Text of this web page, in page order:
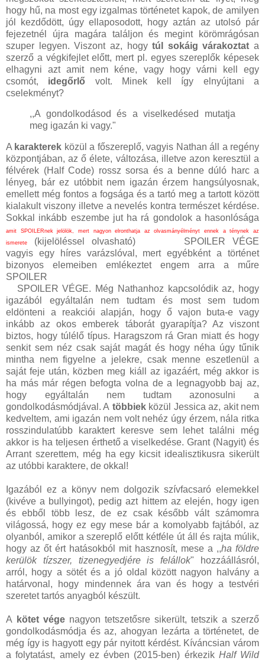
hogy hű, na most egy izgalmas történetet kapok, de amilyen
jól kezdődött, úgy ellaposodott, hogy aztán az utolsó pár
fejezetnél újra magára találjon és megint körömrágósan
szuper legyen. Viszont az, hogytúl sokáig várakoztat a
szerző a végkifejlet előtt, mert pl. egyes szereplők képesek
elhagyni azt amit nem kéne, vagy hogy várni kell egy
csomót, idegőrlő volt. Minek kell így elnyújtani a
cselekményt?
,,A gondolkodásod és a viselkedésed mutatja
meg igazán ki vagy."
A karakterek közül a főszereplő, vagyis Nathan áll a regény
központjában, az ő élete, változása, illetve azon keresztül a
félvérek (Half Code) rossz sorsa és a benne dúló harc a
lényeg, bár ez utóbbit nem igazán érzem hangsúlyosnak,
emellett még fontos a fogsága és a tartó meg a tartott között
kialakult viszony illetve a nevelés kontra természet kérdése.
Sokkal inkább eszembe jut ha rá gondolok a hasonlósága
amit SPOILERnek jelölök, mert nagyon elronthatja az olvasmányélményt ennek a ténynek az
ismerete
(kijelöléssel olvasható)
SPOILER VÉGE
vagyis egy híres varázslóval, mert egyébként a történet
bizonyos elemeiben emlékeztet engem arra a műre
SPOILER
SPOILER VÉGE. Még Nathanhoz kapcsolódik az, hogy
igazából egyáltalán nem tudtam és most sem tudom
eldönteni a reakciói alapján, hogy ő vajon buta-e vagy
inkább az okos emberek táborát gyarapítja? Az viszont
biztos, hogy túlélő típus. Haragszom rá Gran miatt és hogy
senkit sem néz csak saját magát és hogy néha úgy tűnik
mintha nem figyelne a jelekre, csak menne eszetlenül a
saját feje után, közben meg kiáll az igazáért, még akkor is
ha más már régen befogta volna de a legnagyobb baj az,
hogy egyáltalán nem tudtam azonosulni a
gondolkodásmódjával. A többiek közül Jessica az, akit nem
kedveltem, ami igazán nem volt nehéz úgy érzem, nála ritka
rosszindulatúbb karaktert keresve sem lehet találni még
akkor is ha teljesen érthető a viselkedése. Grant (Nagyit) és
Arrant szerettem, még ha egy kicsit idealisztikusra sikerült
az utóbbi karaktere, de okkal!
Igazából ez a könyv nem dolgozik szívfacsaró elemekkel
(kivéve a bullyingot), pedig azt hittem az elején, hogy igen
és ebből több lesz, de ez csak később vált számomra
világossá, hogy ez egy mese bár a komolyabb fajtából, az
olyanból, amikor a szereplő előtt kétféle út áll és rajta múlik,
hogy az őt ért hatásokból mit hasznosít, mese a ,,ha földre
kerülök tízszer, tizenegyedjére is felállok" hozzáállásról,
arról, hogy a sötét és a jó oldal között nagyon halvány a
határvonal, hogy mindennek ára van és hogy a testvéri
szeretet tartós anyagból készült.
A kötet vége nagyon tetszetősre sikerült, tetszik a szerző
gondolkodásmódja és az, ahogyan lezárta a történetet, de
még így is hagyott egy pár nyitott kérdést. Kíváncsian várom
a folytatást, amely ez évben (2015-ben) érkezik Half Wild